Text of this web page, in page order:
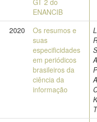
GT 2 do
ENANCIB
2020
Os resumos e
suas
especificidades
em periódicos
brasileiros da
ciência da
informação